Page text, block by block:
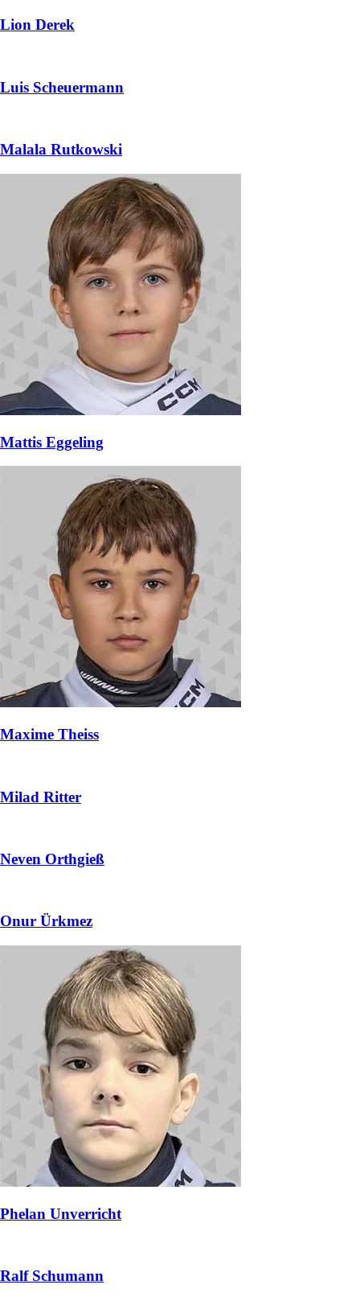
Lion Derek
Luis Scheuermann
Malala Rutkowski
Mattis Eggeling
Maxime Theiss
Milad Ritter
Neven Orthgieß
Onur Ürkmez
Phelan Unverricht
Ralf Schumann